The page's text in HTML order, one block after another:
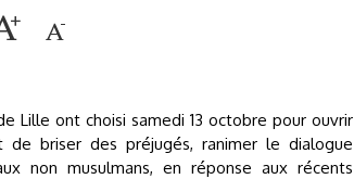
Lille ont choisi samedi 13 octobre pour ouvrir
briser des préjugés, ranimer le dialogue
non musulmans, en réponse aux récents